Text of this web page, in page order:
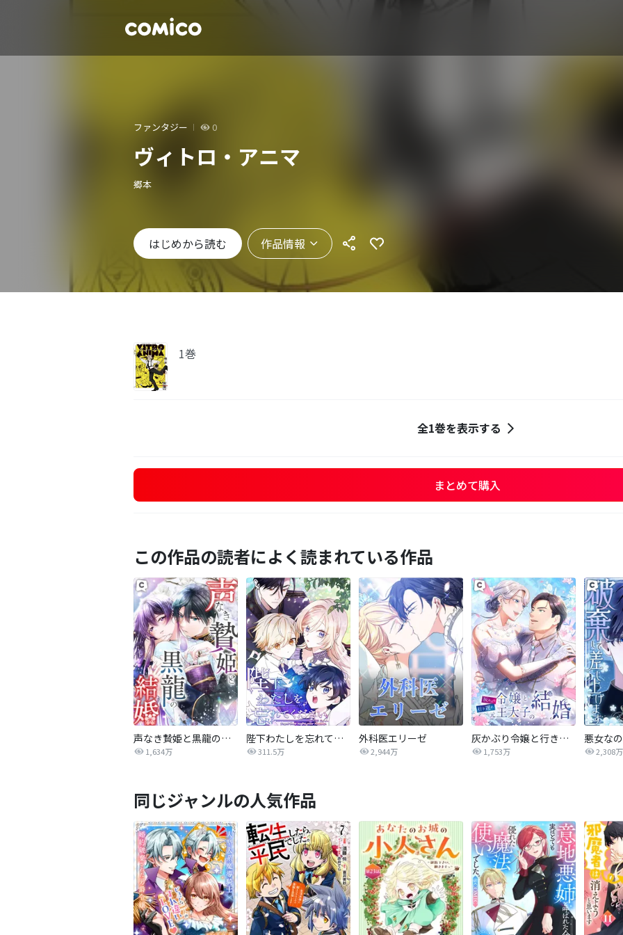
ファンタジー 0
ヴィトロ・アニマ
郷本
はじめから読む 作品情報
1巻
全1巻を表示する
まとめて購入
この作品の読者によく読まれている作品
声なき贄姫と黒龍の結婚
1,634万
陛下わたしを忘れてください
311.5万
外科医エリーゼ
2,944万
灰かぶり令嬢と行き遅れ元王太子の結婚
1,753万 2,308万
同じジャンルの人気作品